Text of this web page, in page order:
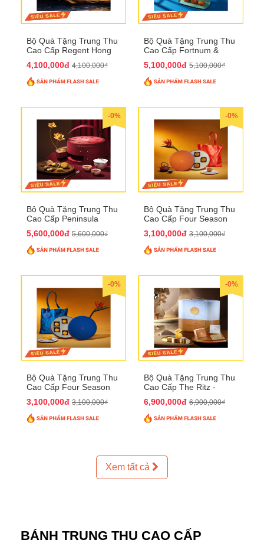
Bộ Quà Tặng Trung Thu
Cao Cấp Regent Hong
4,100,000đ 4,100,000₫
Bộ Quà Tặng Trung Thu
Cao Cấp Fortnum &
5,100,000đ 5,100,000₫
-0%
Bộ Quà Tặng Trung Thu
Cao Cấp Peninsula
5,600,000đ 5,600,000₫
-0%
Bộ Quà Tặng Trung Thu
Cao Cấp Four Season
3,100,000đ 3,100,000₫
-0%
Bộ Quà Tặng Trung Thu
Cao Cấp Four Season
3,100,000đ 3,100,000₫
-0%
Bộ Quà Tặng Trung Thu
Cao Cấp The Ritz -
6,900,000đ 6,900,000₫
Xem tất cả
BÁNH TRUNG THU CAO CẤP